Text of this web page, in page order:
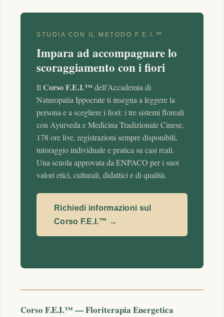
STUDIA CON IL METODO F.E.I.™
Impara ad accompagnare lo
scoraggiamento con i fiori
IlCorso F.E.I.™ dell’Accademia di
Naturopatia Ippocrate ti insegna a leggere la
persona e a scegliere i fiori: i tre sistemi floreali
con Ayurveda e Medicina Tradizionale Cinese,
178 ore live, registrazioni sempre disponibili,
tutoraggio individuale e pratica su casi reali.
Una scuola approvata da ENPACO per i suoi
valori etici, culturali, didattici e di qualità.
Richiedi informazioni sul
Corso F.E.I.™ →
Corso F.E.I.™ — Floriterapia Energetica